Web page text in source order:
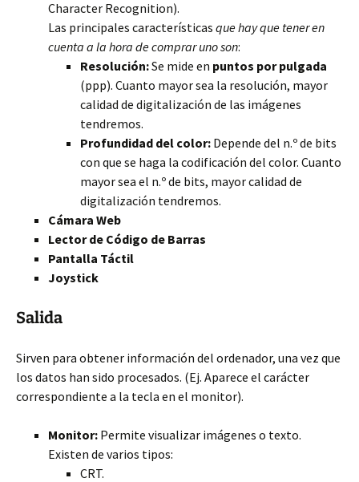
Character Recognition).
Las principales características que hay que tener en
cuenta a la hora de comprar uno son:
Resolución:Se mide en puntos por pulgada
(ppp). Cuanto mayor sea la resolución, mayor
calidad de digitalización de las imágenes
tendremos.
Profundidad del color: Depende del n.º de bits
con que se haga la codificación del color. Cuanto
mayor sea el n.º de bits, mayor calidad de
digitalización tendremos.
Cámara Web
Lector de Código de Barras
Pantalla Táctil
Joystick
Salida
Sirven para obtener información del ordenador, una vez que
los datos han sido procesados. (Ej. Aparece el carácter
correspondiente a la tecla en el monitor).
Monitor: Permite visualizar imágenes o texto.
Existen de varios tipos:
CRT.